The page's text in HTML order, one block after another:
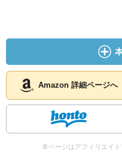
Amazon 詳細ページへ
本ページはアフィリエイ